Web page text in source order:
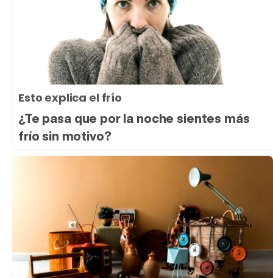
Esto explica el frío
¿Te pasa que por la noche sientes más
frío sin motivo?